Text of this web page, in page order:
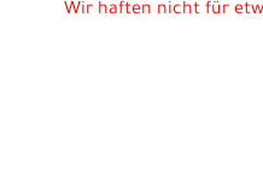
Wir haften nicht für